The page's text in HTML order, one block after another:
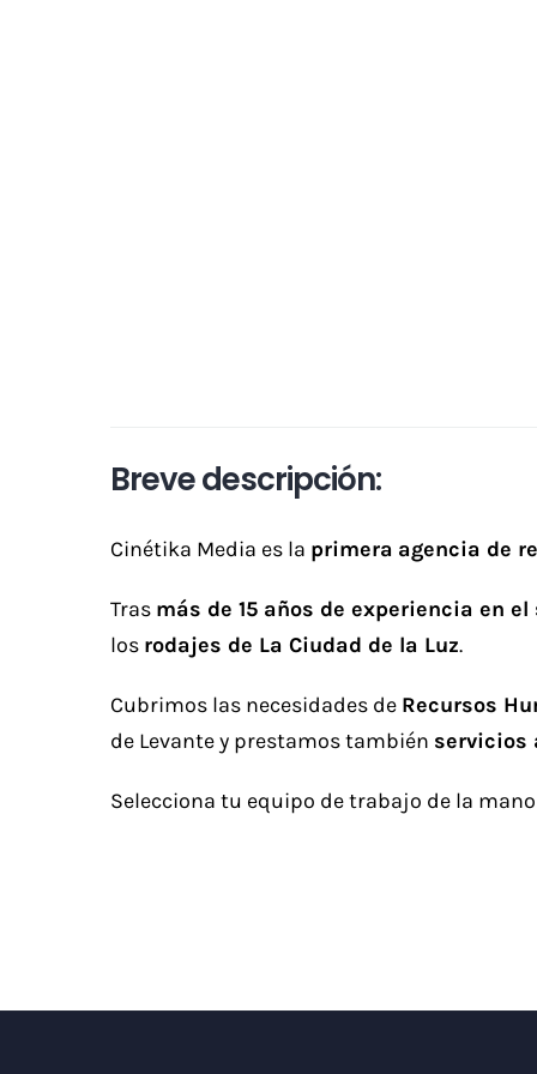
Breve descripción:
Cinétika Media es la primera agencia de
Tras más de 15 años de experiencia en el
los rodajes de La Ciudad de la Luz.
Cubrimos las necesidades de Recursos
de Levante y prestamos también servicios
Selecciona tu equipo de trabajo de la